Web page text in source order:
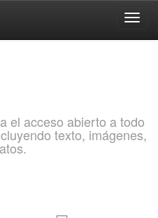
el acceso abierto a todo
texto, imágenes,